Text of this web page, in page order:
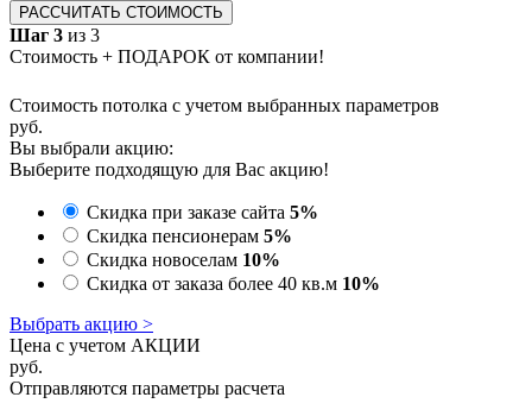
РАССЧИТАТЬ СТОИМОСТЬ
Шаг 3 из 3
Стоимость + ПОДАРОК от компании!
Стоимость потолка с учетом выбранных параметров
руб.
Вы выбрали акцию:
Выберите подходящую для Вас акцию!
Скидка при заказе сайта 5%
Скидка пенсионерам 5%
Скидка новоселам 10%
Скидка от заказа более 40 кв.м 10%
Выбрать акцию >
Цена с учетом АКЦИИ
руб.
Отправляются параметры расчета